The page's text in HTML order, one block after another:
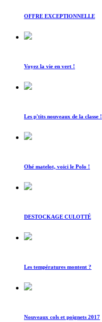
OFFRE EXCEPTIONNELLE
Voyez la vie en vert !
Les p'tits nouveaux de la classe !
Ohé matelot, voici le Polo !
DESTOCKAGE CULOTTÉ
Les températures montent ?
Nouveaux cols et poignets 2017